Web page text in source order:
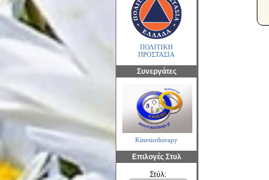
ΠΟΛΙΤΙΚΗ
ΠΡΟΣΤΑΣΙΑ
Συνεργάτες
Kinesiotherapy
Επιλογές Στυλ
Στύλ: